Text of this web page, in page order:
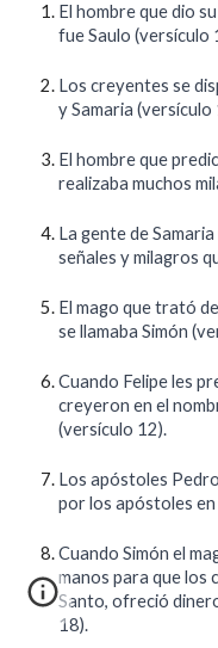
El hombre que dio
fue Saulo (versículo
Los creyentes se
y Samaria (versículo
El hombre que
realizaba muchos
La gente de
señales y milagros
El mago que trató
se llamaba Simón
Cuando Felipe les
creyeron en el
(versículo 12).
Los apóstoles
por los apóstoles
Cuando Simón el
manos para que los
Santo, ofreció
18).